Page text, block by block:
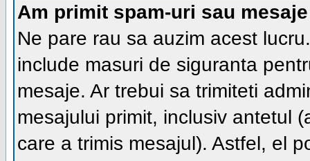
Am primit spam-uri sau
Ne pare rau sa auzim acest
include masuri de siguranta
mesaje. Ar trebui sa trimiteti
mesajului primit, inclusiv antetul
care a trimis mesajul). Astfel, el